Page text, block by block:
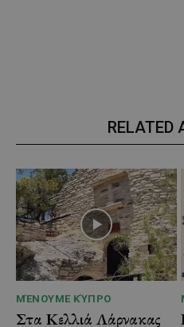
RELATED
ΜΈΝΟΥΜΕ ΚΎΠΡΟ
Στα Κελλιά Λάρνακας